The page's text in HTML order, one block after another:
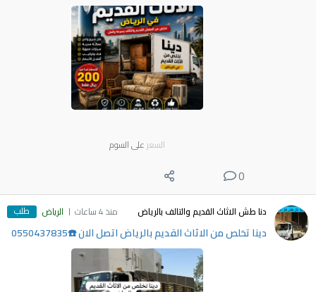
السعر على السوم
0
دنا طش الاثاث القديم والتالف بالرياض منذ 4 ساعات الرياض طلب
دينا تخلص من الاثاث القديم بالرياض اتصل الان ☎️0550437835